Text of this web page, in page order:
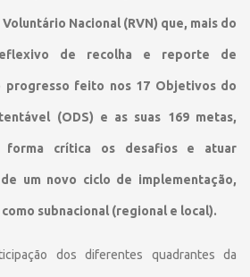
Nacional (RVN) que, mais do
de recolha e reporte de
progresso feito nos 17 Objetivos do
(ODS) e as suas 169 metas,
forma crítica os desafios e atuar
um novo ciclo de implementação,
subnacional (regional e local).
dos diferentes quadrantes da